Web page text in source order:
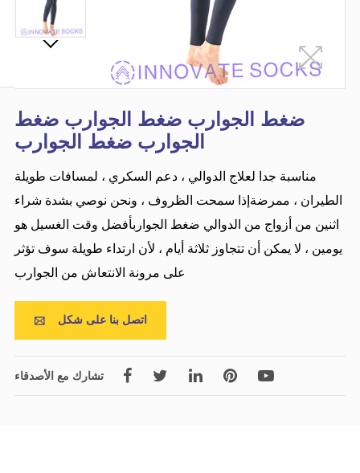
ضغط الجوارب ضغط الجوارب ضغط
الجوارب ضغط الجوارب
مناسبة جدا لعلاج الدوالي ، دعم السكري ، لمسافات طويلة
الطيران ، ممرضةإذا سمحت الظروف ، ونحن نوصي بشدة شراء
اثنين من أزواج من الدوالي ضغط الجواربأفضل وقت الغسيل هو
يومين ، لا يمكن أن تتجاوز ثلاثة أيام ، لأن ارتداء طويلة سوف تؤثر
على مرونة الانتعاش من الجوارب
 اتصل بنا على شكل
تشارك مع الأصدقاء